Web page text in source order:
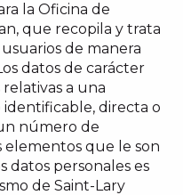
la Oficina de
que recopila y trata
de manera
datos de carácter
a una
identificable, directa o
número de
elementos que le son
datos personales es
de Saint-Lary